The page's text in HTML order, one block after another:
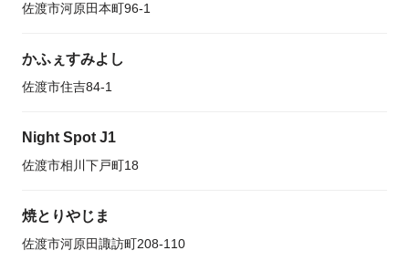
佐渡市河原田本町96-1
かふぇすみよし
佐渡市住吉84-1
Night Spot J1
佐渡市相川下戸町18
焼とりやじま
佐渡市河原田諏訪町208-110